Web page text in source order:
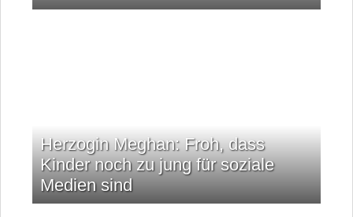
Herzogin Meghan: Froh, dass
Kinder noch zu jung für soziale
Medien sind